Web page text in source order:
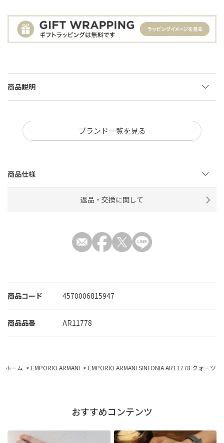
商品コード 4570006815947
AR11778
商品説明
ブランド一覧を見る
商品仕様
返品・交換に関して
ホーム > EMPORIO ARMANI > EMPORIO ARMANI SINFONIA AR11778 クォーツ
おすすめコンテンツ